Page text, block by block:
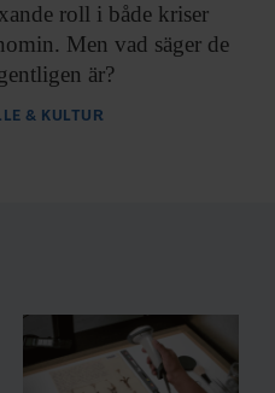
roll i både kriser
Men vad säger de
är?
& KULTUR